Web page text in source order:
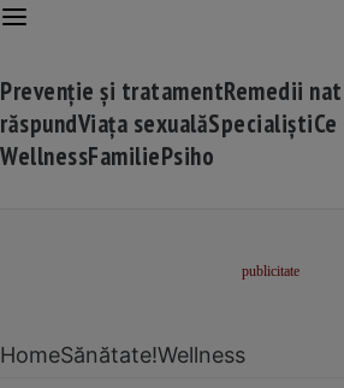
Prevenție și tratamentRemedii
răspundViața sexualăSpecialiști
WellnessFamiliePsiho
HomeSănătate!Wellness